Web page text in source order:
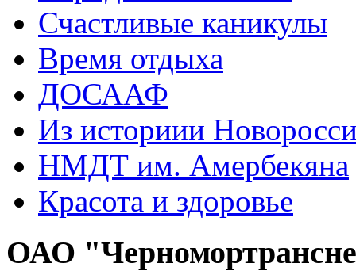
Счастливые каникулы
Время отдыха
ДОСААФ
Из историии
НМДТ им. Амербекяна
Красота и здоровье
ОАО